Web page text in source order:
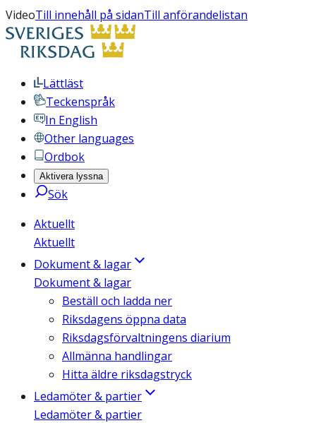
VideoTill innehåll på sidanTill anförandelistan
Lättläst
Teckenspråk
In English
Other languages
Ordbok
Aktivera lyssna
Sök
Aktuellt
Aktuellt
Dokument & lagar
Dokument & lagar
Beställ och ladda ner
Riksdagens öppna data
Riksdagsförvaltningens diarium
Allmänna handlingar
Hitta äldre riksdagstryck
Ledamöter & partier
Ledamöter & partier